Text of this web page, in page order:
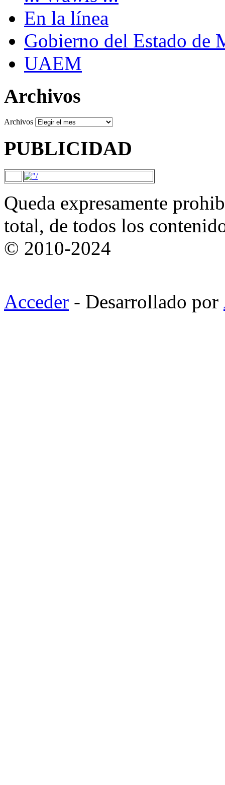
En la línea
Gobierno del Estado de
UAEM
Archivos
Archivos
PUBLICIDAD
Queda expresamente
total, de todos los
© 2010-2024
Acceder - Desarrollado por